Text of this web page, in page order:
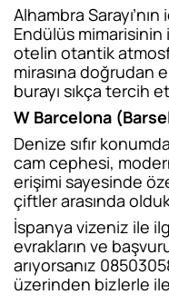
Alhambra
Endülüs mimarisinin
otelin otantik
mirasına doğrudan
burayı sıkça tercih
W Barcelona
Denize sıfır
cam cephesi,
erişimi sayesinde
çiftler arasında
İspanya vizeniz ile
evrakların ve
arıyorsanız
üzerinden bizlerle